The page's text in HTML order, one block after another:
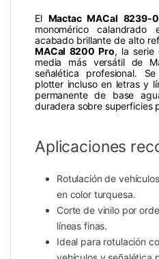
El Mactac MACal 8239-
monomérico calandrado
acabado brillante de alto
MACal 8200 Pro, la serie
media más versátil de
señalética profesional.
plotter incluso en letras y
permanente de base
duradera sobre superficies
Aplicaciones
Rotulación de
en color turquesa.
Corte de vinilo por
líneas finas.
Ideal para rotulación